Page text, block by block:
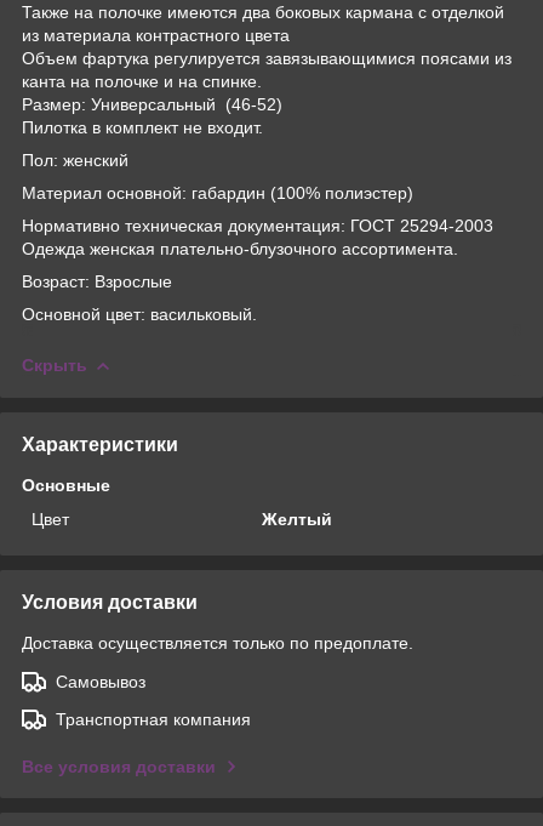
Также на полочке имеются два боковых кармана с отделкой
из материала контрастного цвета
Объем фартука регулируется завязывающимися поясами из
канта на полочке и на спинке.
Размер: Универсальный (46-52)
Пилотка в комплект не входит.
Пол: женский
Материал основной: габардин (100% полиэстер)
Нормативно техническая документация: ГОСТ 25294-2003
Одежда женская плательно-блузочного ассортимента.
Возраст: Взрослые
Основной цвет: васильковый.
Скрыть
Характеристики
Основные
Цвет
Желтый
Условия доставки
Доставка осуществляется только по предоплате.
Самовывоз
Транспортная компания
Все условия доставки